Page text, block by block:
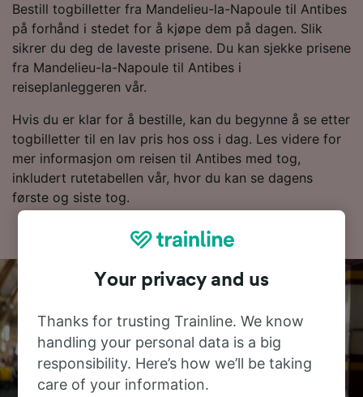
Bestill togbilletter fra Mandelieu-la-Napoule til Antibes
på forhånd i stedet for å kjøpe dem på dagen. Slik
sikrer du deg de laveste prisene. Du kan sjekke prisene
fra Mandelieu-la-Napoule til Antibes i
reiseplanleggeren vår.
Hvis du er klar for å bestille, kan du begynne å se etter
togbilletter til en lav pris hos oss i dag. Les videre for
mer informasjon om reisen til Antibes med tog,
inkludert rutetabellen vår, hvor du kan se dagens
første og siste tog.
Your privacy and us
Thanks for trusting Trainline. We know
handling your personal data is a big
responsibility. Here’s how we’ll be taking
care of your information.